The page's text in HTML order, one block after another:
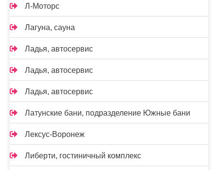
Л-Моторс
Лагуна, сауна
Ладья, автосервис
Ладья, автосервис
Ладья, автосервис
Латунские бани, подразделение Южные бани
Лексус-Воронеж
Либерти, гостиничный комплекс